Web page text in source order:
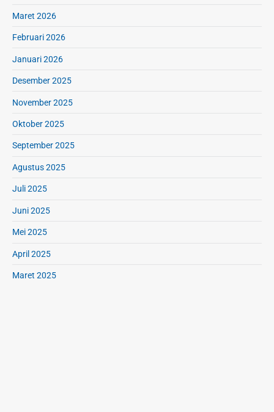
Maret 2026
Februari 2026
Januari 2026
Desember 2025
November 2025
Oktober 2025
September 2025
Agustus 2025
Juli 2025
Juni 2025
Mei 2025
April 2025
Maret 2025